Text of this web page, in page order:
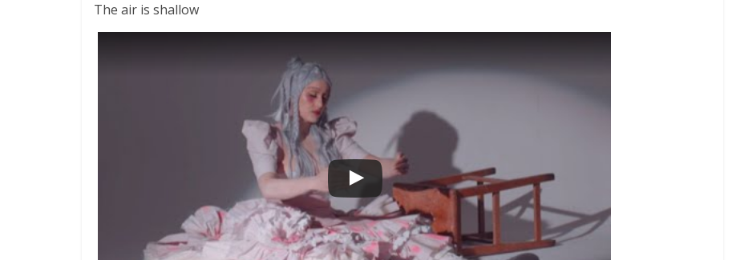
The air is shallow